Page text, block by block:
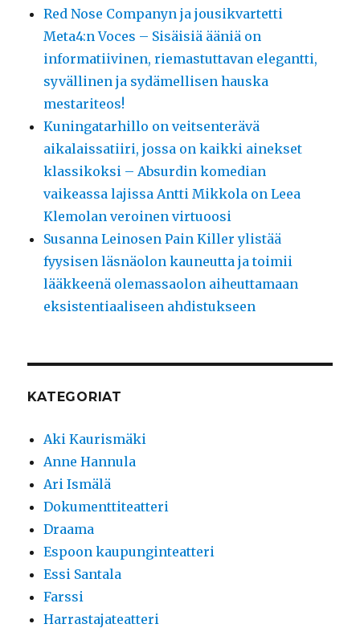
Red Nose Companyn ja jousikvartetti
Meta4:n Voces – Sisäisiä ääniä on
informatiivinen, riemastuttavan elegantti,
syvällinen ja sydämellisen hauska
mestariteos!
Kuningatarhillo on veitsenterävä
aikalaissatiiri, jossa on kaikki ainekset
klassikoksi – Absurdin komedian
vaikeassa lajissa Antti Mikkola on Leea
Klemolan veroinen virtuoosi
Susanna Leinosen Pain Killer ylistää
fyysisen läsnäolon kauneutta ja toimii
lääkkeenä olemassaolon aiheuttamaan
eksistentiaaliseen ahdistukseen
KATEGORIAT
Aki Kaurismäki
Anne Hannula
Ari Ismälä
Dokumenttiteatteri
Draama
Espoon kaupunginteatteri
Essi Santala
Farssi
Harrastajateatteri